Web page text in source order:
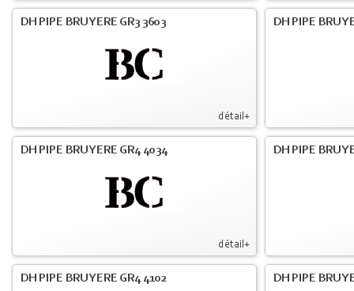
détail+
DH PIPE BRUYERE GR3 3603 DH PIPE
détail+
DH PIPE BRUYERE GR4 4034 DH PIPE
DH PIPE BRUYERE GR4 4102 DH PIPE